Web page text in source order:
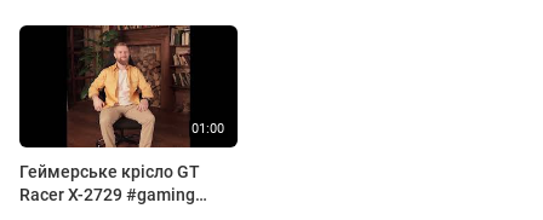
Геймерське крісло GT
Racer X-2729 #gaming